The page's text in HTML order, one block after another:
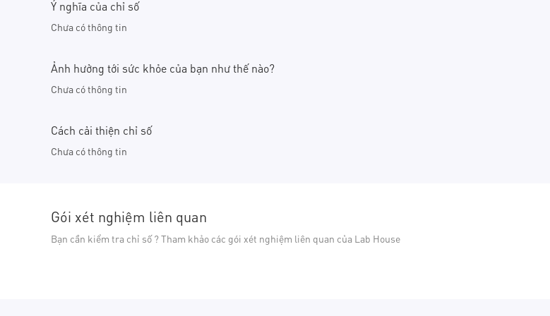
Ý nghĩa của chỉ số
Chưa có thông tin
Ảnh hưởng tới sức khỏe của bạn như thế nào?
Chưa có thông tin
Cách cải thiện chỉ số
Chưa có thông tin
Gói xét nghiệm liên quan
Bạn cần kiểm tra chỉ số ? Tham khảo các gói xét nghiệm liên quan của Lab House